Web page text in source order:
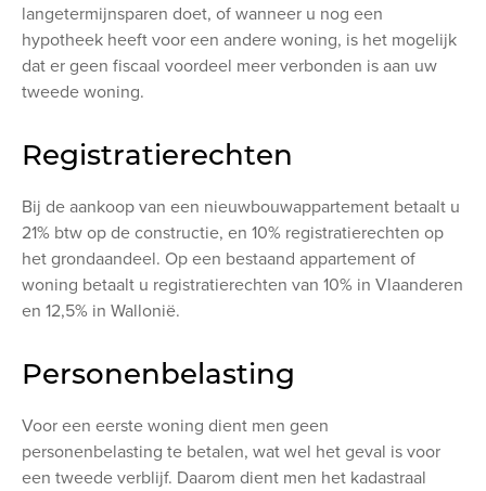
langetermijnsparen doet, of wanneer u nog een
hypotheek heeft voor een andere woning, is het mogelijk
dat er geen fiscaal voordeel meer verbonden is aan uw
tweede woning.
Registratierechten
Bij de aankoop van een nieuwbouwappartement betaalt u
21% btw op de constructie, en 10% registratierechten op
het grondaandeel. Op een bestaand appartement of
woning betaalt u registratierechten van 10% in Vlaanderen
en 12,5% in Wallonië.
Personenbelasting
Voor een eerste woning dient men geen
personenbelasting te betalen, wat wel het geval is voor
een tweede verblijf. Daarom dient men het kadastraal